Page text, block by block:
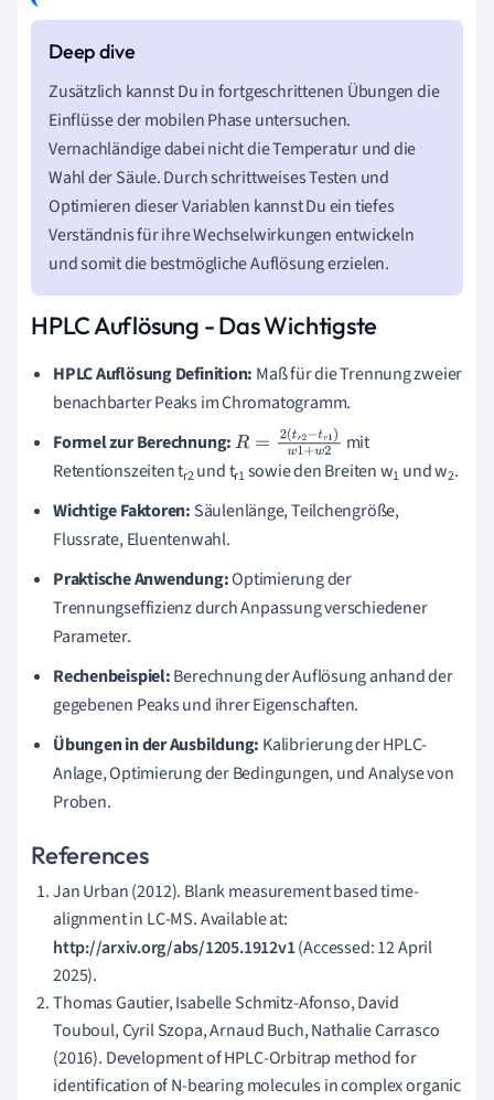
Zusätzlich kannst Du in fortgeschrittenen Übungen die
Einflüsse der mobilen Phase untersuchen.
Vernachländige dabei nicht die Temperatur und die
Wahl der Säule. Durch schrittweises Testen und
Optimieren dieser Variablen kannst Du ein tiefes
Verständnis für ihre Wechselwirkungen entwickeln
und somit die bestmögliche Auflösung erzielen.
HPLC Auflösung - Das Wichtigste
HPLC Auflösung Definition: Maß für die Trennung zweier
benachbarter Peaks im Chromatogramm.
Formel zur Berechnung:R= 2(t r2−tr1)w
1+w2
mit
Retentionszeiten tr2und tr1sowie den Breiten w1 und w2.
Wichtige Faktoren: Säulenlänge, Teilchengröße,
Flussrate, Eluentenwahl.
Praktische Anwendung:Optimierung der
Trennungseffizienz durch Anpassung verschiedener
Parameter.
Rechenbeispiel:Berechnung der Auflösung anhand der
gegebenen Peaks und ihrer Eigenschaften.
Übungen in der Ausbildung: Kalibrierung der HPLC-
Anlage, Optimierung der Bedingungen, und Analyse von
Proben.
References
Jan Urban (2012). Blank measurement based time-
alignment in LC-MS. Available at:
http://arxiv.org/abs/1205.1912v1(Accessed: 12 April
2025).
Thomas Gautier, Isabelle Schmitz-Afonso, David
Touboul, Cyril Szopa, Arnaud Buch, Nathalie Carrasco
(2016). Development of HPLC-Orbitrap method for
identification of N-bearing molecules in complex organic